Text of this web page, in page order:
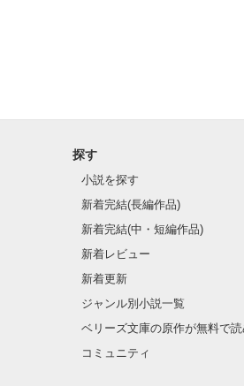
探す
小説を探す
新着完結(長編作品)
新着完結(中・短編作品)
新着レビュー
新着更新
ジャンル別小説一覧
ベリーズ文庫の原作が無料で読
コミュニティ